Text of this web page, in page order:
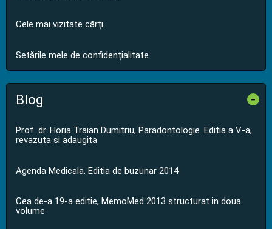
Cele mai vizitate cărți
Setările mele de confidențialitate
Blog -
Prof. dr. Horia Traian Dumitriu, Paradontologie. Editia a V-a,
revazuta si adaugita
Agenda Medicala. Editia de buzunar 2014
Cea de-a 19-a editie, MemoMed 2013 structurat in doua
volume